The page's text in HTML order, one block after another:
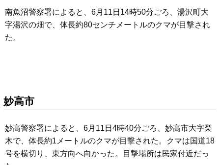
南魚沼警察署によると、6月11日14時50分ごろ、湯沢町大
字湯沢の畑で、体長約80センチメートルのクマが目撃され
た。
妙高市
妙高警察署によると、6月11日4時40分ごろ、妙高市大字梨
木で、体長約1メートルのクマが目撃された。クマは国道18
号を横切り、東方向へ向かった。目撃場所は民家付近だっ